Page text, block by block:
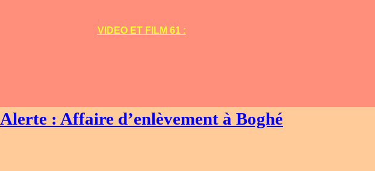
VIDEO ET FILM 61 :
Alerte : Affaire d’enlèvement à Boghé